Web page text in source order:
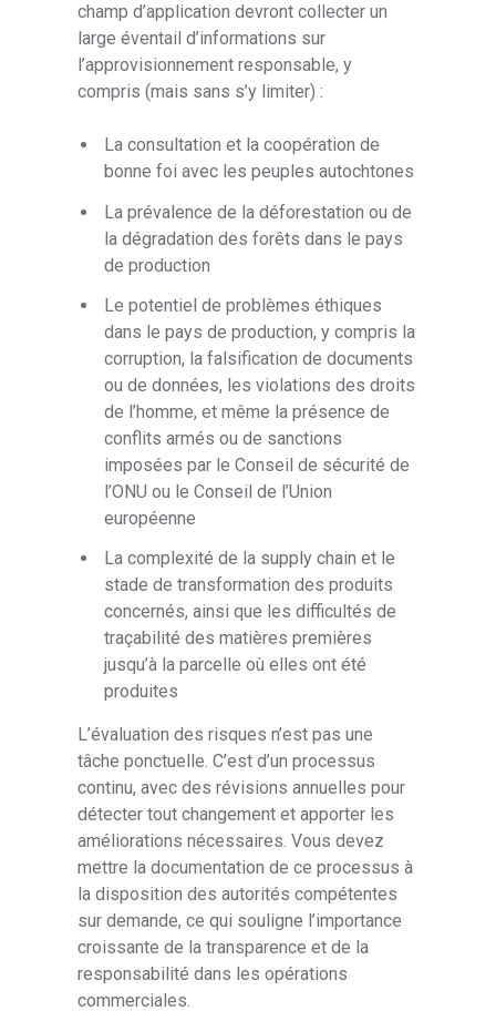
champ d’application devront collecter un
large éventail d’informations sur
l’approvisionnement responsable, y
compris (mais sans s’y limiter) :
La consultation et la coopération de
bonne foi avec les peuples autochtones
La prévalence de la déforestation ou de
la dégradation des forêts dans le pays
de production
Le potentiel de problèmes éthiques
dans le pays de production, y compris la
corruption, la falsification de documents
ou de données, les violations des droits
de l’homme, et même la présence de
conflits armés ou de sanctions
imposées par le Conseil de sécurité de
l’ONU ou le Conseil de l’Union
européenne
La complexité de la supply chain et le
stade de transformation des produits
concernés, ainsi que les difficultés de
traçabilité des matières premières
jusqu’à la parcelle où elles ont été
produites
L’évaluation des risques n’est pas une
tâche ponctuelle. C’est d’un processus
continu, avec des révisions annuelles pour
détecter tout changement et apporter les
améliorations nécessaires. Vous devez
mettre la documentation de ce processus à
la disposition des autorités compétentes
sur demande, ce qui souligne l’importance
croissante de la transparence et de la
responsabilité dans les opérations
commerciales.